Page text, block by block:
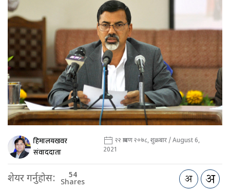
हिमालयखवर
संवाददाता
२२ श्रावण २०७८, शुक्रबार / August 6,
2021
शेयर गर्नुहोस: 54
Shares